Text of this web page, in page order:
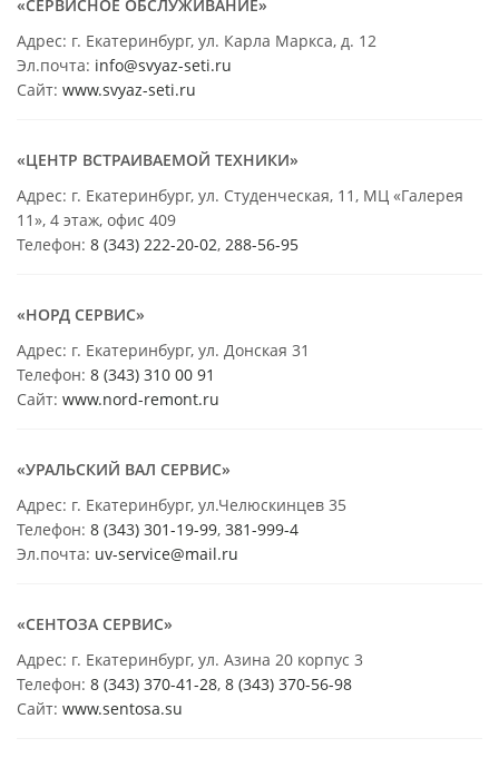
«СЕРВИСНОЕ ОБСЛУЖИВАНИЕ»
Адрес: г. Екатеринбург, ул. Карла Маркса, д. 12
Эл.почта: info@svyaz-seti.ru
Сайт: www.svyaz-seti.ru
«ЦЕНТР ВСТРАИВАЕМОЙ ТЕХНИКИ»
Адрес: г. Екатеринбург, ул. Студенческая, 11, МЦ «Галерея
11», 4 этаж, офис 409
Телефон: 8 (343) 222-20-02, 288-56-95
«НОРД СЕРВИС»
Адрес: г. Екатеринбург, ул. Донская 31
Телефон: 8 (343) 310 00 91
Сайт: www.nord-remont.ru
«УРАЛЬСКИЙ ВАЛ СЕРВИС»
Адрес: г. Екатеринбург, ул.Челюскинцев 35
Телефон: 8 (343) 301-19-99, 381-999-4
Эл.почта: uv-service@mail.ru
«СЕНТОЗА СЕРВИС»
Адрес: г. Екатеринбург, ул. Азина 20 корпус 3
Телефон: 8 (343) 370-41-28, 8 (343) 370-56-98
Сайт: www.sentosa.su